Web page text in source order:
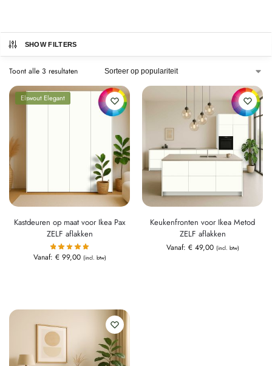
SHOW FILTERS
Toont alle 3 resultaten
Elswout Elegant
Kastdeuren op maat voor Ikea Pax
ZELF aflakken
Vanaf: €99,00 (incl. btw)
Keukenfronten voor Ikea Metod
ZELF aflakken
Vanaf: €49,00 (incl. btw)